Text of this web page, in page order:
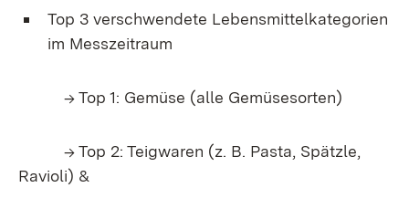
Top 3 verschwendete Lebensmittelkategorien
im Messzeitraum
→ Top 1: Gemüse (alle Gemüsesorten)
→ Top 2: Teigwaren (z. B. Pasta, Spätzle,
Ravioli) &